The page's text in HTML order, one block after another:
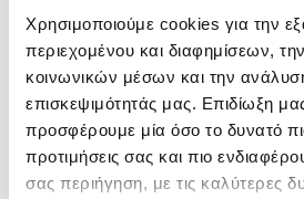
Χρησιμοποιούμε cookies για την
περιεχομένου και διαφημίσεων,
κοινωνικών μέσων και την
επισκεψιμότητάς μας. Επιδίωξη
προσφέρουμε μία όσο το δυνατό
προτιμήσεις σας και πιο
σας περιήγηση, με τις καλύτερες